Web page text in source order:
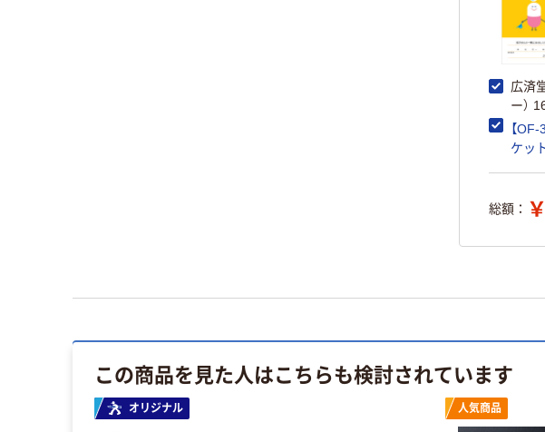
広済
ー）
【
ケッ
総額：
この商品を見た人はこちらも検討されています
オリジナル 人気商品